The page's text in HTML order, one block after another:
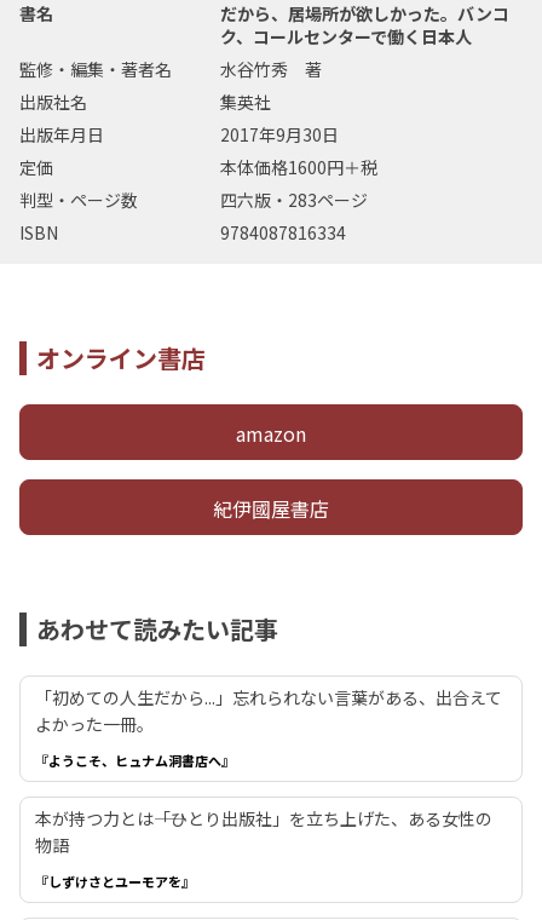
書名
だから、居場所が欲しかった。バンコ
ク、コールセンターで働く日本人
監修・編集・著者名
水谷竹秀 著
出版社名
集英社
出版年月日
2017年9月30日
定価
本体価格1600円＋税
判型・ページ数
四六版・283ページ
ISBN
9784087816334
オンライン書店
amazon
紀伊國屋書店
あわせて読みたい記事
「初めての人生だから...」忘れられない言葉がある、出合えて
よかった一冊。
『ようこそ、ヒュナム洞書店へ』
本が持つ力とは――「ひとり出版社」を立ち上げた、ある女性の
物語
『しずけさとユーモアを』